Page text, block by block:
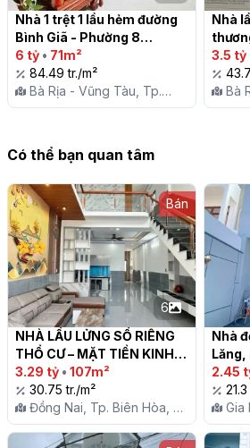
Nhà 1 trệt 1 lầu hẻm đường
Bình Giã - Phường 8
6 tỷ • 71m²
84.49 tr./m²
Bà Rịa - Vũng Tàu, Tp.
Vũng Tàu, P. 8
Nhà
Phạm
Vũng
3.5 tỷ
Bà
Có thể bạn quan tâm
Bán
6
NHÀ LẦU LỬNG SỔ RIÊNG
THỔ CƯ – MẶT TIỀN KINH
DOANH – THIỆN TÂN,
TRẢNG DÀI
3.29 tỷ • 107m²
30.75 tr./m²
Đồng Nai, Tp. Biên Hòa, P.
Trảng Dài
Nhà
Lăng,
Pleiku
2.45
Gia
Lư